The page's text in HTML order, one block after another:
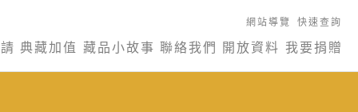
網站導覽 快速查詢
典藏加值 藏品小故事 聯絡我們 開放資料 我要捐贈